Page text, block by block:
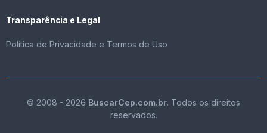
Transparência e Legal
Política de Privacidade e Termos de Uso
© 2008 - 2026 BuscarCep.com.br. Todos os direitos
reservados.